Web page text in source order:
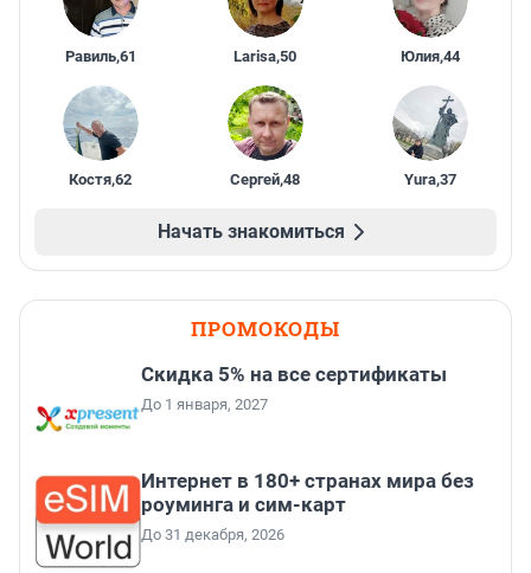
Равиль,61 Larisa,50 Юлия,44
Костя,62 Сергей,48 Yura,37
Начать знакомиться
ПРОМОКОДЫ
Скидка 5% на все сертификаты
До 1 января, 2027
Интернет в 180+ странах мира без
роуминга и сим-карт
До 31 декабря, 2026